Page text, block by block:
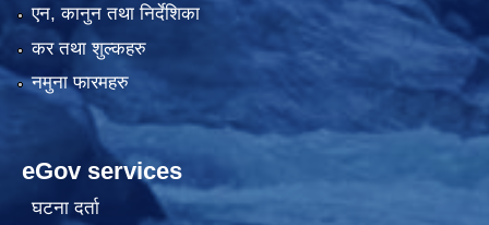
एन, कानुन तथा निर्देशिका
कर तथा शुल्कहरु
नमुना फारमहरु
eGov services
घटना दर्ता